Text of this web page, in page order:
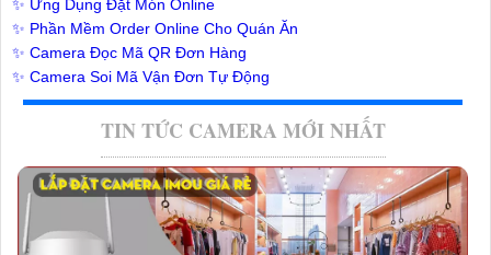
✨ Ứng Dụng Đặt Món Online
✨ Phần Mềm Order Online Cho Quán Ăn
✨ Camera Đọc Mã QR Đơn Hàng
✨ Camera Soi Mã Vận Đơn Tự Động
TIN TỨC CAMERA MỚI NHẤT